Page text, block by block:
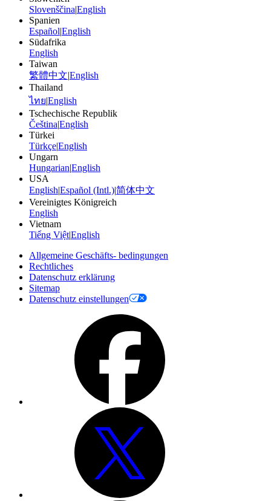
Slovenščina|English
Spanien
Español|English
Südafrika
English
Taiwan
繁體中文|English
Thailand
ไทย|English
Tschechische Republik
Čeština|English
Türkei
Türkçe|English
Ungarn
Hungarian|English
USA
English|Español (Intl.)|简体中文
Vereinigtes Königreich
English
Vietnam
Tiếng Việt|English
Allgemeine Geschäfts- bedingungen
Rechtliches
Datenschutz erklärung
Sitemap
Datenschutz einstellungen